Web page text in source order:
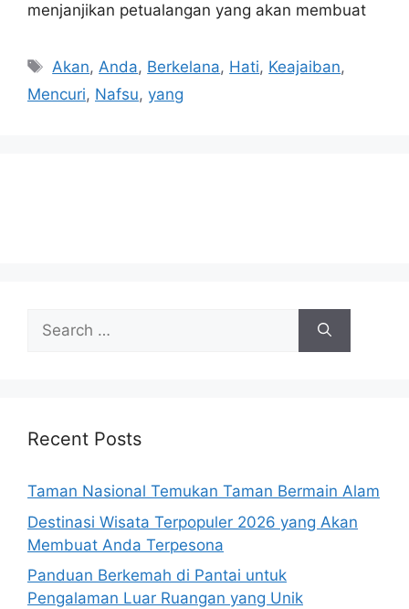
menjanjikan petualangan yang akan membuat
Tags
Akan,Anda, Berkelana, Hati, Keajaiban,
Mencuri, Nafsu, yang
Search
for:
Recent Posts
Taman Nasional Temukan Taman Bermain Alam
Destinasi Wisata Terpopuler 2026 yang Akan
Membuat Anda Terpesona
Panduan Berkemah di Pantai untuk
Pengalaman Luar Ruangan yang Unik